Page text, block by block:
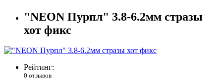
"NEON Пурпл" 3.8-6.2мм стразы
хот фикс
Рейтинг:
0 отзывов